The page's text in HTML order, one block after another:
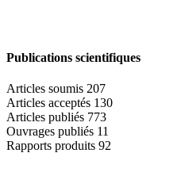
Publications scientifiques
Articles soumis 207
Articles acceptés 130
Articles publiés 773
Ouvrages publiés 11
Rapports produits 92